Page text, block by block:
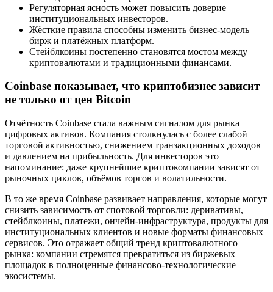
Регуляторная ясность может повысить доверие
институциональных инвесторов.
Жёсткие правила способны изменить бизнес-модель
бирж и платёжных платформ.
Стейблкоины постепенно становятся мостом между
криптовалютами и традиционными финансами.
Coinbase показывает, что криптобизнес зависит
не только от цен Bitcoin
Отчётность Coinbase стала важным сигналом для рынка
цифровых активов. Компания столкнулась с более слабой
торговой активностью, снижением транзакционных доходов
и давлением на прибыльность. Для инвесторов это
напоминание: даже крупнейшие криптокомпании зависят от
рыночных циклов, объёмов торгов и волатильности.
В то же время Coinbase развивает направления, которые могут
снизить зависимость от спотовой торговли: деривативы,
стейблкоины, платежи, ончейн-инфраструктура, продукты для
институциональных клиентов и новые форматы финансовых
сервисов. Это отражает общий тренд криптовалютного
рынка: компании стремятся превратиться из биржевых
площадок в полноценные финансово-технологические
экосистемы.